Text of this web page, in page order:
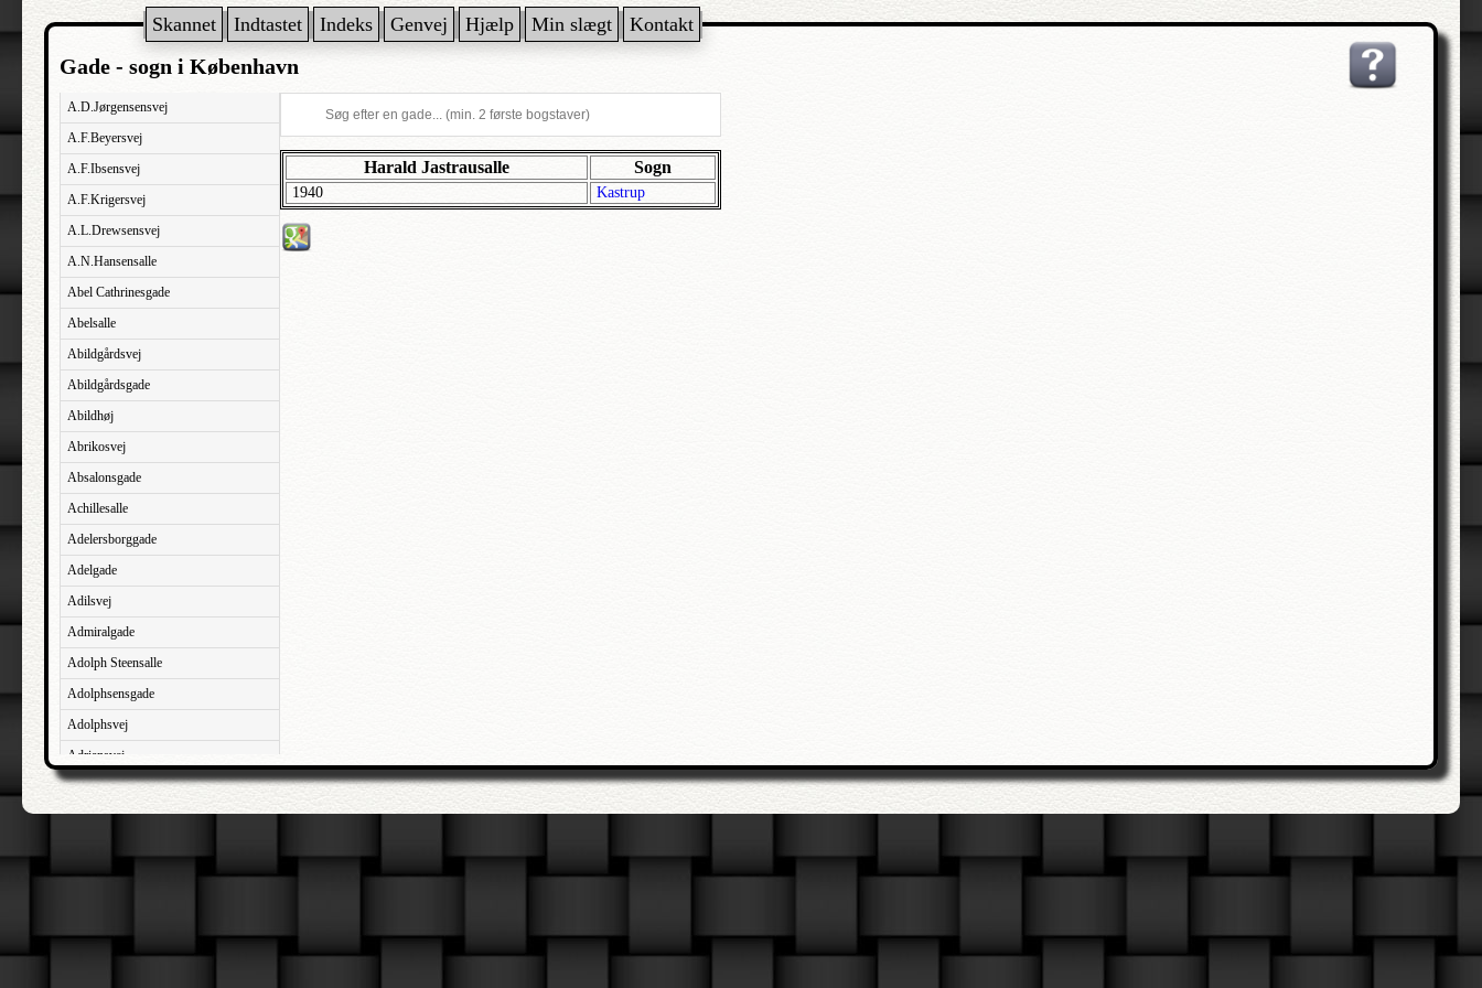
Skannet Indtastet Indeks Genvej Hjælp Min slægt Kontakt
Gade - sogn i København
A.D.Jørgensensvej
A.F.Beyersvej
A.F.Ibsensvej
A.F.Krigersvej
A.L.Drewsensvej
A.N.Hansensalle
Abel Cathrinesgade
Abelsalle
Abildgårdsvej
Abildgårdsgade
Abildhøj
Abrikosvej
Absalonsgade
Achillesalle
Adelersborggade
Adelgade
Adilsvej
Admiralgade
Adolph Steensalle
Adolphsensgade
Adolphsvej
Adriansvej
Aftenbakken
Agavevej
Agermosen
Agersøgade
Harald Jastrausalle Sogn
1940 Kastrup